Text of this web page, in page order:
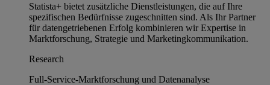
Statista+ bietet zusätzliche Dienstleistungen, die auf Ihre
spezifischen Bedürfnisse zugeschnitten sind. Als Ihr Partner
für datengetriebenen Erfolg kombinieren wir Expertise in
Marktforschung, Strategie und Marketingkommunikation.
Research
Full-Service-Marktforschung und Datenanalyse